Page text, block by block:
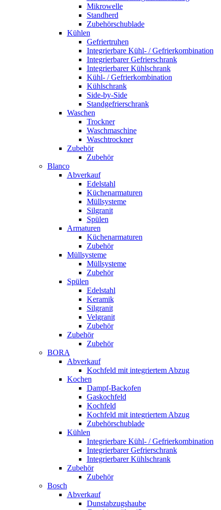
Mikrowelle
Standherd
Zubehörschublade
Kühlen
Gefriertruhen
Integrierbare Kühl- / Gefrierkombination
Integrierbarer Gefrierschrank
Integrierbarer Kühlschrank
Kühl- / Gefrierkombination
Kühlschrank
Side-by-Side
Standgefrierschrank
Waschen
Trockner
Waschmaschine
Waschtrockner
Zubehör
Zubehör
Blanco
Abverkauf
Edelstahl
Küchenarmaturen
Müllsysteme
Silgranit
Spülen
Armaturen
Küchenarmaturen
Zubehör
Müllsysteme
Müllsysteme
Zubehör
Spülen
Edelstahl
Keramik
Silgranit
Velgranit
Zubehör
Zubehör
Zubehör
BORA
Abverkauf
Kochfeld mit integriertem Abzug
Kochen
Dampf-Backofen
Gaskochfeld
Kochfeld
Kochfeld mit integriertem Abzug
Zubehörschublade
Kühlen
Integrierbare Kühl- / Gefrierkombination
Integrierbarer Gefrierschrank
Integrierbarer Kühlschrank
Zubehör
Zubehör
Bosch
Abverkauf
Dunstabzugshaube